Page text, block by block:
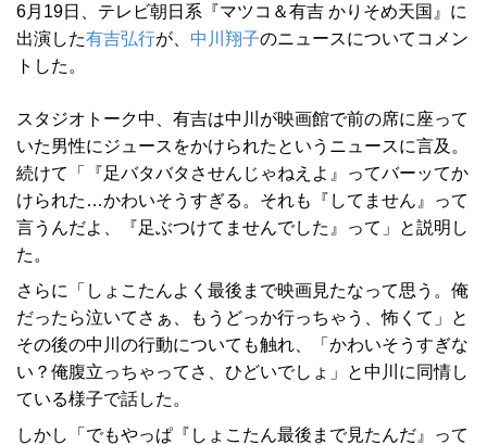
6月19日、テレビ朝日系『マツコ＆有吉 かりそめ天国』に
出演した有吉弘行が、 中川翔子のニュースについてコメン
トした。
スタジオトーク中、有吉は中川が映画館で前の席に座って
いた男性にジュースをかけられたというニュースに言及。
続けて「『足バタバタさせんじゃねえよ』ってバーッてか
けられた…かわいそうすぎる。それも『してません』って
言うんだよ、『足ぶつけてませんでした』って」と説明し
た。
さらに「しょこたんよく最後まで映画見たなって思う。俺
だったら泣いてさぁ、もうどっか行っちゃう、怖くて」と
その後の中川の行動についても触れ、「かわいそうすぎな
い？俺腹立っちゃってさ、ひどいでしょ」と中川に同情し
ている様子で話した。
しかし「でもやっぱ『しょこたん最後まで見たんだ』って